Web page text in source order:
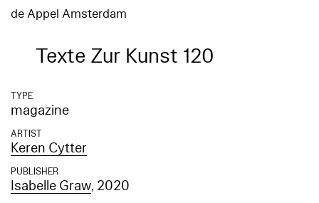
de Appel Amsterdam
Texte Zur Kunst 120
TYPE
magazine
ARTIST
Keren Cytter
PUBLISHER
Isabelle Graw, 2020